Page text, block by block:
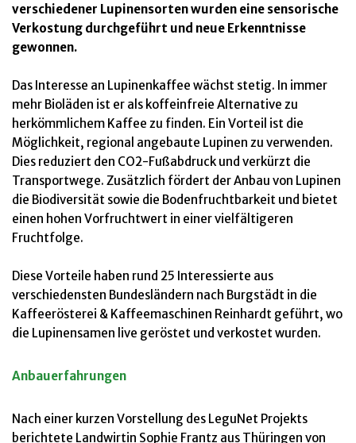
verschiedener Lupinensorten wurden eine sensorische
Verkostung durchgeführt und neue Erkenntnisse
gewonnen.
Das Interesse an Lupinenkaffee wächst stetig. In immer
mehr Bioläden ist er als koffeinfreie Alternative zu
herkömmlichem Kaffee zu finden. Ein Vorteil ist die
Möglichkeit, regional angebaute Lupinen zu verwenden.
Dies reduziert den CO2-Fußabdruck und verkürzt die
Transportwege. Zusätzlich fördert der Anbau von Lupinen
die Biodiversität sowie die Bodenfruchtbarkeit und bietet
einen hohen Vorfruchtwert in einer vielfältigeren
Fruchtfolge.
Diese Vorteile haben rund 25 Interessierte aus
verschiedensten Bundesländern nach Burgstädt in die
Kaffeerösterei & Kaffeemaschinen Reinhardt geführt, wo
die Lupinensamen live geröstet und verkostet wurden.
Anbauerfahrungen
Nach einer kurzen Vorstellung des LeguNet Projekts
berichtete Landwirtin Sophie Frantz aus Thüringen von